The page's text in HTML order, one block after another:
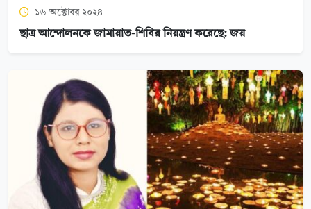
১৬ অক্টোবর ২০২৪
ছাত্র আন্দোলনকে জামায়াত-শিবির নিয়ন্ত্রণ করেছে: জয়